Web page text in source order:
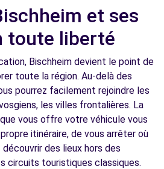
ANTHONY -
km
EST
(O)
5.3
km
et ses
toute liberté
Bischheim devient le point de
toute la région. Au-delà des
pourrez facilement rejoindre les
les villes frontalières. La
vous offre votre véhicule vous
itinéraire, de vous arrêter où
des lieux hors des
circuits touristiques classiques.